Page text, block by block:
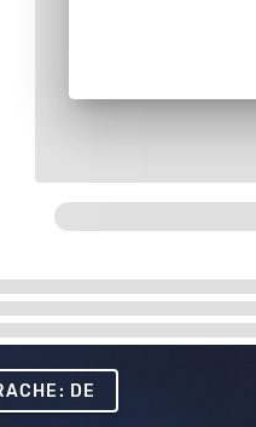
SPRACHE: DE